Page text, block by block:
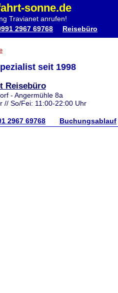
sonne.de
Travianet anrufen!
2967 69768 Reisebüro
seit 1998
Reisebüro
- Angermühle 8a
// So/Fei: 11:00-22:00 Uhr
2967 69768 Buchungsablauf